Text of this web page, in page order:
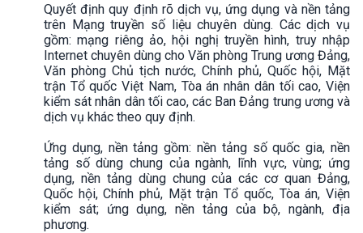
Quyết định quy định rõ dịch vụ, ứng dụng và nền tảng
trên Mạng truyền số liệu chuyên dùng. Các dịch vụ
gồm: mạng riêng ảo, hội nghị truyền hình, truy nhập
Internet chuyên dùng cho Văn phòng Trung ương Đảng,
Văn phòng Chủ tịch nước, Chính phủ, Quốc hội, Mặt
trận Tổ quốc Việt Nam, Tòa án nhân dân tối cao, Viện
kiểm sát nhân dân tối cao, các Ban Đảng trung ương và
dịch vụ khác theo quy định.
Ứng dụng, nền tảng gồm: nền tảng số quốc gia, nền
tảng số dùng chung của ngành, lĩnh vực, vùng; ứng
dụng, nền tảng dùng chung của các cơ quan Đảng,
Quốc hội, Chính phủ, Mặt trận Tổ quốc, Tòa án, Viện
kiểm sát; ứng dụng, nền tảng của bộ, ngành, địa
phương.